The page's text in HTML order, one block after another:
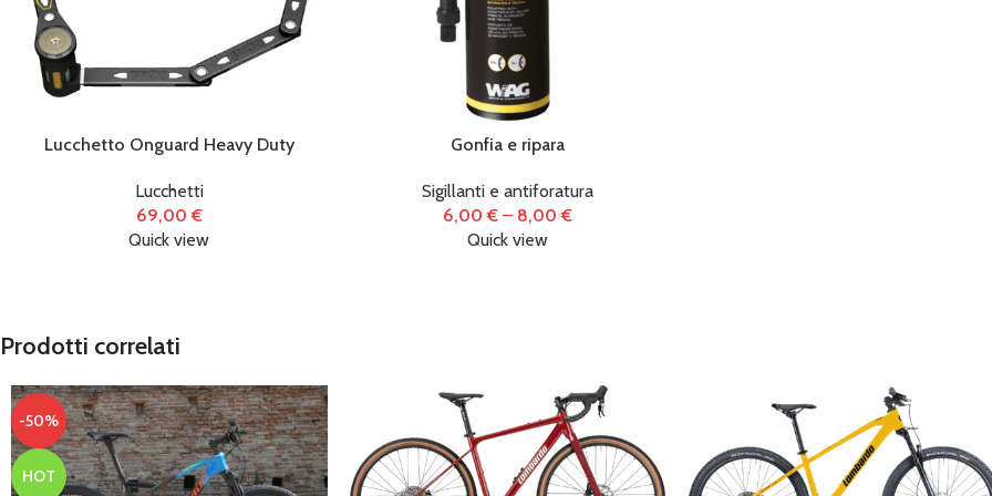
Lucchetto Onguard Heavy Duty
Lucchetti
69,00€
Quick view
Gonfia e ripara
Sigillanti e antiforatura
6,00€– 8,00€
Quick view
Prodotti correlati
-50%
HOT